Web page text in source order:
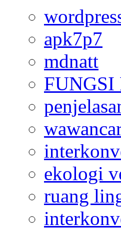
apk7p7
mdnatt
ekologi
ruang